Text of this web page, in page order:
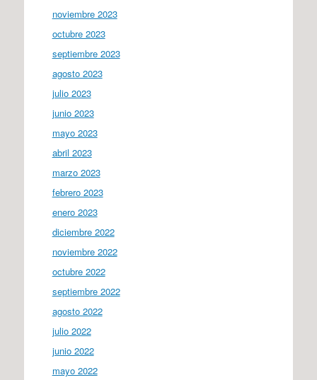
noviembre 2023
octubre 2023
septiembre 2023
agosto 2023
julio 2023
junio 2023
mayo 2023
abril 2023
marzo 2023
febrero 2023
enero 2023
diciembre 2022
noviembre 2022
octubre 2022
septiembre 2022
agosto 2022
julio 2022
junio 2022
mayo 2022